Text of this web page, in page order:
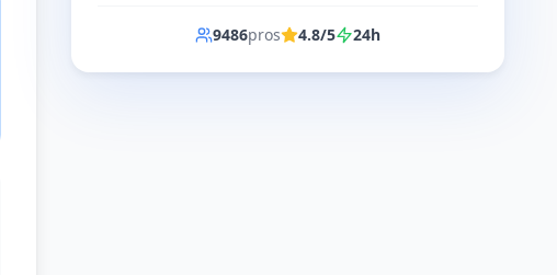
9486pros 4.8/5 24h